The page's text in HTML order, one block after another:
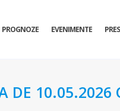
PROGNOZE EVENIMENTE
DE 10.05.2026